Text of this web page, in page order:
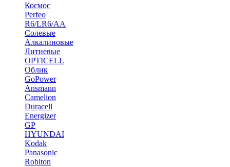
Космос
Perfeo
R6/LR6/AA
Солевые
Алкалиновые
Литиевые
OPTICELL
Облик
GoPower
Ansmann
Camelion
Duracell
Energizer
GP
HYUNDAI
Kodak
Panasonic
Robiton